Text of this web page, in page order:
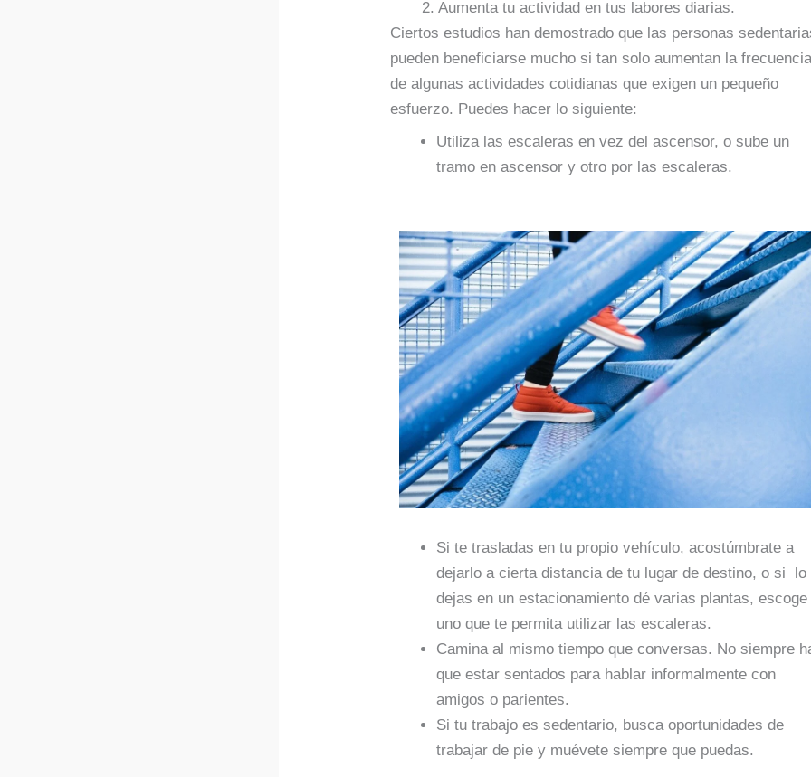
2. Aumenta tu actividad en tus labores diarias.
Ciertos estudios han demostrado que las personas
pueden beneficiarse mucho si tan solo aumentan la
de algunas actividades cotidianas que exigen un pequeño
esfuerzo. Puedes hacer lo siguiente:
Utiliza las escaleras en vez del ascensor, o sube un
tramo en ascensor y otro por las escaleras.
Si te trasladas en tu propio vehículo, acostúmbrate a
dejarlo a cierta distancia de tu lugar de destino, o si lo
dejas en un estacionamiento dé varias plantas, escoge
uno que te permita utilizar las escaleras.
Camina al mismo tiempo que conversas. No siempre
que estar sentados para hablar informalmente con
amigos o parientes.
Si tu trabajo es sedentario, busca oportunidades de
trabajar de pie y muévete siempre que puedas.